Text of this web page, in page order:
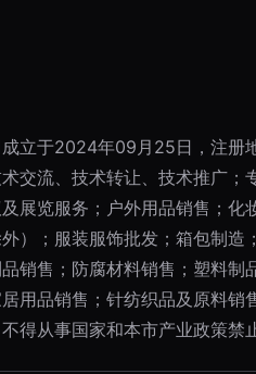
立于2024年09月25日，注册
交流、技术转让、技术推广
展览服务；户外用品销售；
）；服装服饰批发；箱包制
销售；防腐材料销售；塑料
用品销售；针纺织品及原料
得从事国家和本市产业政策禁